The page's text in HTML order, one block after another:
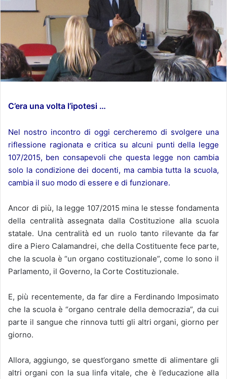
C’era una volta l’ipotesi …
Nel nostro incontro di oggi cercheremo di svolgere una
riflessione ragionata e critica su alcuni punti della legge
107/2015, ben consapevoli che questa legge non cambia
solo la condizione dei docenti, ma cambia tutta la scuola,
cambia il suo modo di essere e di funzionare.
Ancor di più, la legge 107/2015 mina le stesse fondamenta
della centralità assegnata dalla Costituzione alla scuola
statale. Una centralità ed un ruolo tanto rilevante da far
dire a Piero Calamandrei, che della Costituente fece parte,
che la scuola è “un organo costituzionale”, come lo sono il
Parlamento, il Governo, la Corte Costituzionale.
E, più recentemente, da far dire a Ferdinando Imposimato
che la scuola è “organo centrale della democrazia”, da cui
parte il sangue che rinnova tutti gli altri organi, giorno per
giorno.
Allora, aggiungo, se quest’organo smette di alimentare gli
altri organi con la sua linfa vitale, che è l’educazione alla